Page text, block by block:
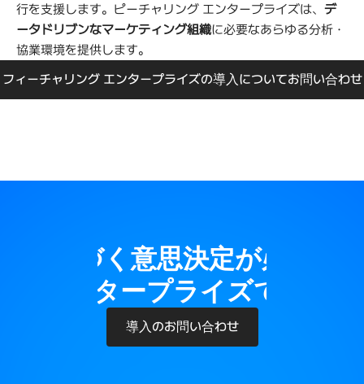
行を支援します。ピーチャリング エンタープライズは、 デ
ータドリブンなマーケティング組織に必要なあらゆる分析・
協業環境を提供します。
フィーチャリング エンタープライズの導入についてお問い合わせ
に基づく意思決定が必要で
エンタープライズで簡単
導入のお問い合わせ